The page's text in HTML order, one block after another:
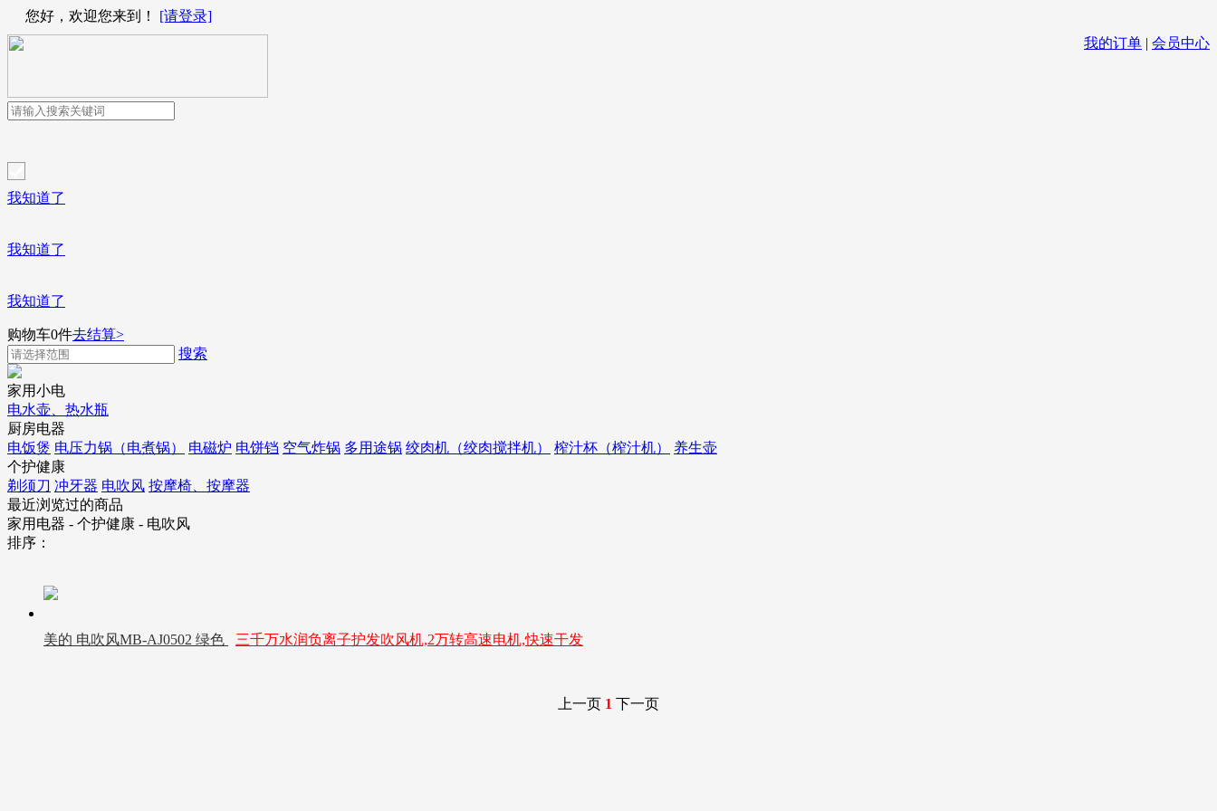
您好，欢迎您来到！ [请登录]
我的订单 | 会员中心
我知道了
我知道了
我知道了
购物车0件去结算>
搜索
家用小电
电水壶、热水瓶
厨房电器
电饭煲 电压力锅（电煮锅） 电磁炉 电饼铛 空气炸锅 多用途锅 绞肉机（绞肉搅拌机） 榨汁杯（榨汁机）
养生壶
个护健康
剃须刀 冲牙器 电吹风 按摩椅、按摩器
最近浏览过的商品
家用电器 - 个护健康 - 电吹风
排序：
美的 电吹风MB-AJ0502 绿色 三千万水润负离子护发吹风机,2万转高速电机,快速干发
上一页 1 下一页